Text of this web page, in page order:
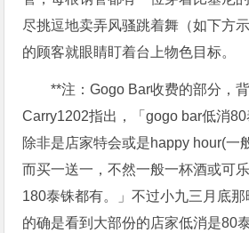
尽挑逗地卖弄风骚跳着舞（如下方
的顾客就眼睛盯着台上物色目标。
**注：Gogo Bar收费的部分，
Carry1202指出，「gogo bar低消80
除非是店家特会或是happy hour(一
而买一送一，不然一般一杯酒或可
180泰铢都有。」不过小九三月底
的确是看到大部份的店家低消是80